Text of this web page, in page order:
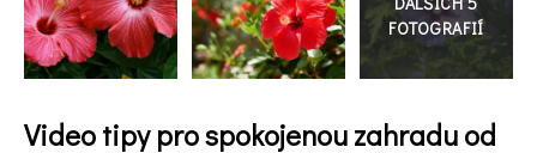
Video tipy pro spokojenou zahradu od